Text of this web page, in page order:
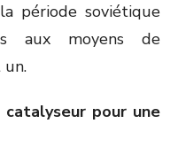
période soviétique
aux moyens de
un.
catalyseur pour une